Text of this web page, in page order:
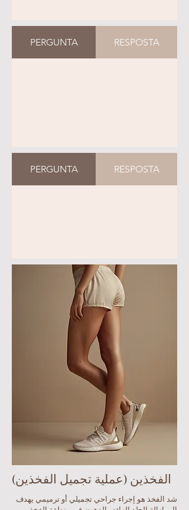
PERGUNTA RESPOSTA
PERGUNTA RESPOSTA
الفخذين (عملية تجميل الفخذين)
شد الفخذ هو إجراء جراحي تجميلي أو ترميمي يهدف